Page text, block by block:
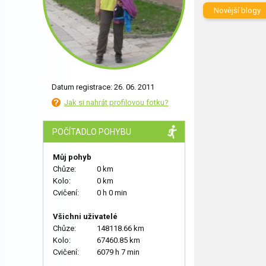
Datum registrace: 26. 06. 2011
Jak si nahrát profilovou fotku?
POČÍTADLO POHYBU
Můj pohyb
Chůze:
0 km
Kolo:
0 km
Cvičení:
0 h 0 min
Všichni uživatelé
Chůze:
148118.66 km
Kolo:
67460.85 km
Cvičení:
6079 h 7 min
Novější blogy